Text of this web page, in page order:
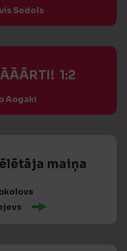
Sedols
1:2
Aogaki
maiņa